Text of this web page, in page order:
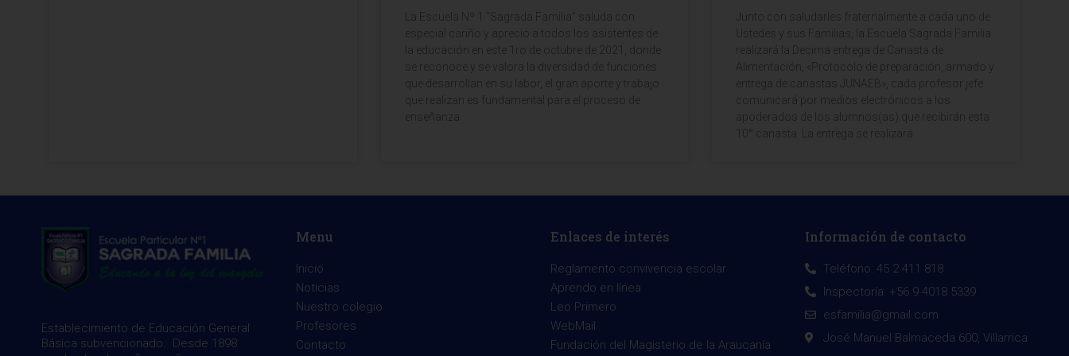
La Escuela Nº 1 “Sagrada Familia” saluda con
especial cariño y aprecio a todos los asistentes de
la educación en este 1ro de octubre de 2021, donde
se reconoce y se valora la diversidad de funciones
que desarrollan en su labor, el gran aporte y trabajo
que realizan es fundamental para el proceso de
enseñanza
Junto con saludarles fraternalmente a cada uno de
Ustedes y sus Familias, la Escuela Sagrada Familia
realizará la Decima entrega de Canasta de
Alimentación, «Protocolo de preparación, armado y
entrega de canastas JUNAEB», cada profesor jefe
comunicará por medios electrónicos a los
apoderados de los alumnos(as) que recibirán esta
10° canasta. La entrega se realizará
Establecimiento de Educación General
Básica subvencionado. Desde 1898
Menu
Inicio
Noticias
Nuestro colegio
Profesores
Contacto
Enlaces de interés
Reglamento convivencia escolar
Aprendo en línea
Leo Primero
WebMail
Fundación del Magisterio de la Araucanía
Información de contacto
Teléfono: 45 2 411 818
Inspectoría: +56 9 4018 5339
esfamilia@gmail.com
José Manuel Balmaceda 600, Villarrica